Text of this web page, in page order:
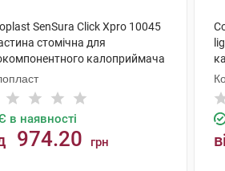
SenSura Click Xpro 10045
стомічна для
калоприймача
70 мм, отвір 15-53 мм 5
в наявності
974.20 грн